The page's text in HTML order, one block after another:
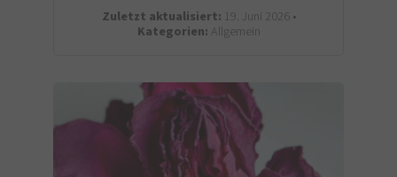
Zuletzt aktualisiert: 19. Juni 2026 •
Kategorien: Allgemein